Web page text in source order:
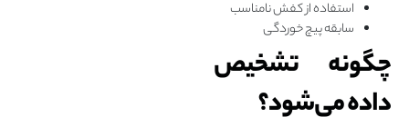
استفاده از کفش نامناسب
سابقه پیچ خوردگی
چگونه تشخیص
داده می‌شود؟